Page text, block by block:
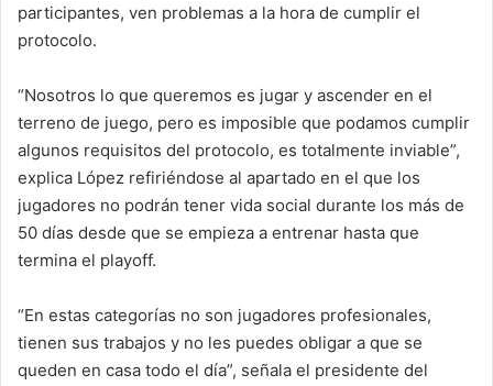
participantes, ven problemas a la hora de cumplir el
protocolo.
“Nosotros lo que queremos es jugar y ascender en el
terreno de juego, pero es imposible que podamos cumplir
algunos requisitos del protocolo, es totalmente inviable”,
explica López refiriéndose al apartado en el que los
jugadores no podrán tener vida social durante los más de
50 días desde que se empieza a entrenar hasta que
termina el playoff.
“En estas categorías no son jugadores profesionales,
tienen sus trabajos y no les puedes obligar a que se
queden en casa todo el día”, señala el presidente del